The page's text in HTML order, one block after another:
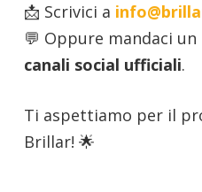
📩 Scrivici a
💬 Oppure mandaci
canali social ufficiali.
Ti aspettiamo per il
Brillar! 🌟